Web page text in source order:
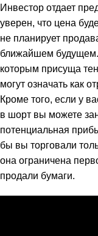
Инвестор отдает
уверен, что цена
не планирует
ближайшем будущем.
которым присуща
могут означать как
Кроме того, если у
в шорт вы можете
потенциальная
бы вы торговали
она ограничена
продали бумаги.